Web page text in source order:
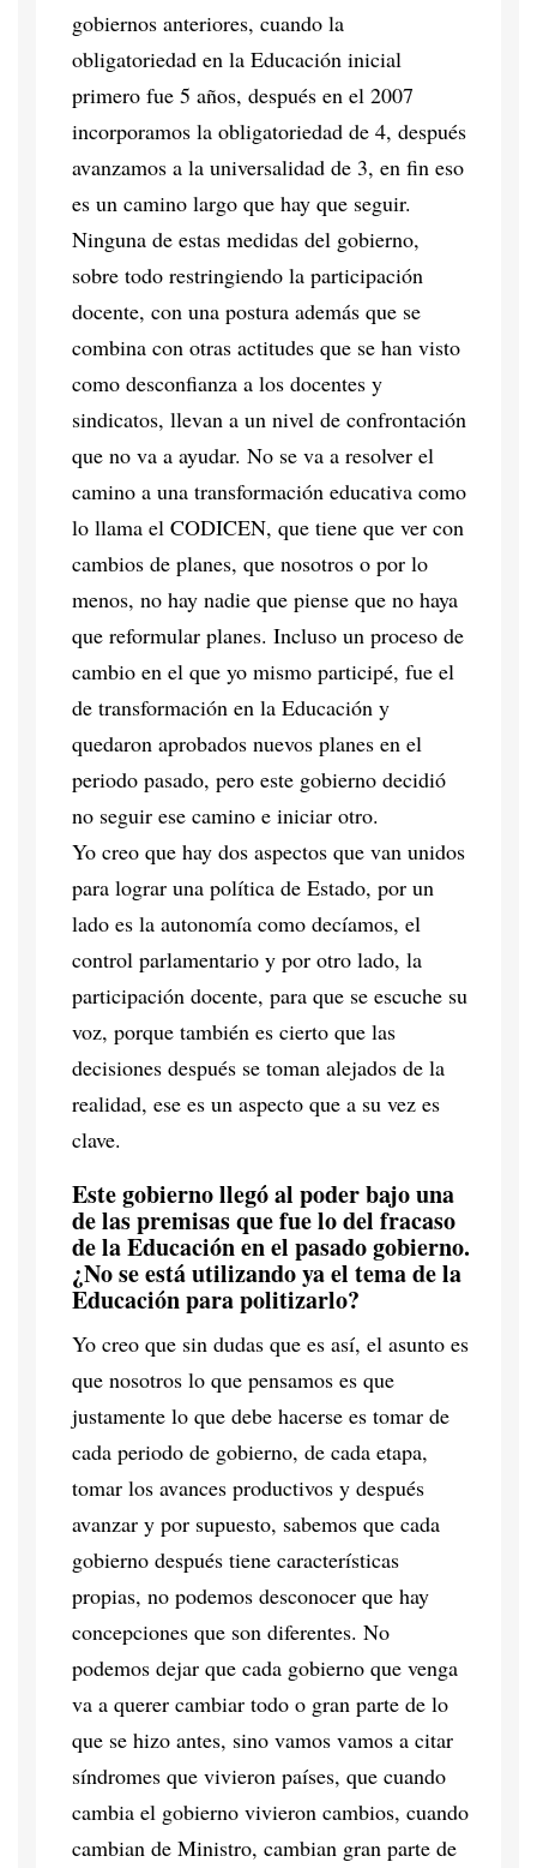
gobiernos anteriores, cuando la
obligatoriedad en la Educación inicial
primero fue 5 años, después en el 2007
incorporamos la obligatoriedad de 4, después
avanzamos a la universalidad de 3, en fin eso
es un camino largo que hay que seguir.
Ninguna de estas medidas del gobierno,
sobre todo restringiendo la participación
docente, con una postura además que se
combina con otras actitudes que se han visto
como desconfianza a los docentes y
sindicatos, llevan a un nivel de confrontación
que no va a ayudar. No se va a resolver el
camino a una transformación educativa como
lo llama el CODICEN, que tiene que ver con
cambios de planes, que nosotros o por lo
menos, no hay nadie que piense que no haya
que reformular planes. Incluso un proceso de
cambio en el que yo mismo participé, fue el
de transformación en la Educación y
quedaron aprobados nuevos planes en el
periodo pasado, pero este gobierno decidió
no seguir ese camino e iniciar otro.
Yo creo que hay dos aspectos que van unidos
para lograr una política de Estado, por un
lado es la autonomía como decíamos, el
control parlamentario y por otro lado, la
participación docente, para que se escuche su
voz, porque también es cierto que las
decisiones después se toman alejados de la
realidad, ese es un aspecto que a su vez es
clave.
Este gobierno llegó al poder bajo una
de las premisas que fue lo del fracaso
de la Educación en el pasado gobierno.
¿No se está utilizando ya el tema de la
Educación para politizarlo?
Yo creo que sin dudas que es así, el asunto es
que nosotros lo que pensamos es que
justamente lo que debe hacerse es tomar de
cada periodo de gobierno, de cada etapa,
tomar los avances productivos y después
avanzar y por supuesto, sabemos que cada
gobierno después tiene características
propias, no podemos desconocer que hay
concepciones que son diferentes. No
podemos dejar que cada gobierno que venga
va a querer cambiar todo o gran parte de lo
que se hizo antes, sino vamos vamos a citar
síndromes que vivieron países, que cuando
cambia el gobierno vivieron cambios, cuando
cambian de Ministro, cambian gran parte de